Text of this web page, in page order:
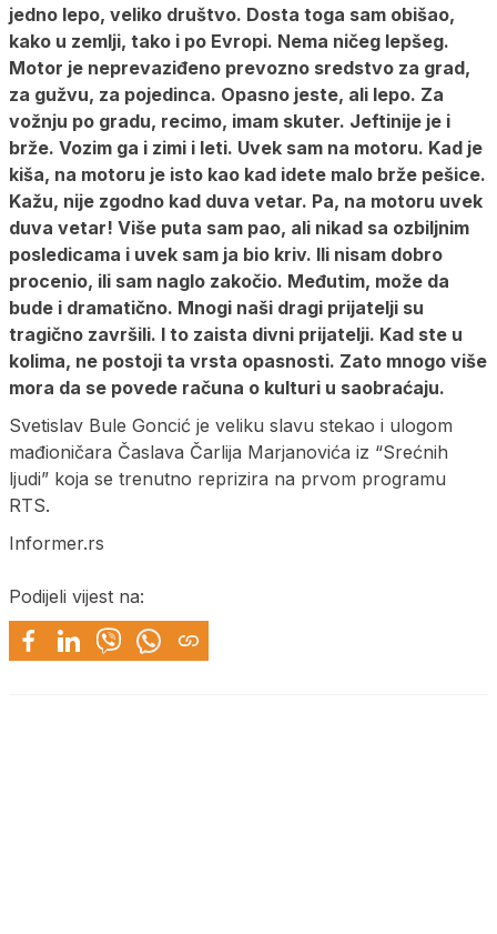
jedno lepo, veliko društvo. Dosta toga sam obišao,
kako u zemlji, tako i po Evropi. Nema ničeg lepšeg.
Motor je neprevaziđeno prevozno sredstvo za grad,
za gužvu, za pojedinca. Opasno jeste, ali lepo. Za
vožnju po gradu, recimo, imam skuter. Jeftinije je i
brže. Vozim ga i zimi i leti. Uvek sam na motoru. Kad je
kiša, na motoru je isto kao kad idete malo brže pešice.
Kažu, nije zgodno kad duva vetar. Pa, na motoru uvek
duva vetar! Više puta sam pao, ali nikad sa ozbiljnim
posledicama i uvek sam ja bio kriv. Ili nisam dobro
procenio, ili sam naglo zakočio. Međutim, može da
bude i dramatično. Mnogi naši dragi prijatelji su
tragično završili. I to zaista divni prijatelji. Kad ste u
kolima, ne postoji ta vrsta opasnosti. Zato mnogo više
mora da se povede računa o kulturi u saobraćaju.
Svetislav Bule Goncić je veliku slavu stekao i ulogom
mađioničara Časlava Čarlija Marjanovića iz “Srećnih
ljudi” koja se trenutno reprizira na prvom programu
RTS.
Informer.rs
Podijeli vijest na: